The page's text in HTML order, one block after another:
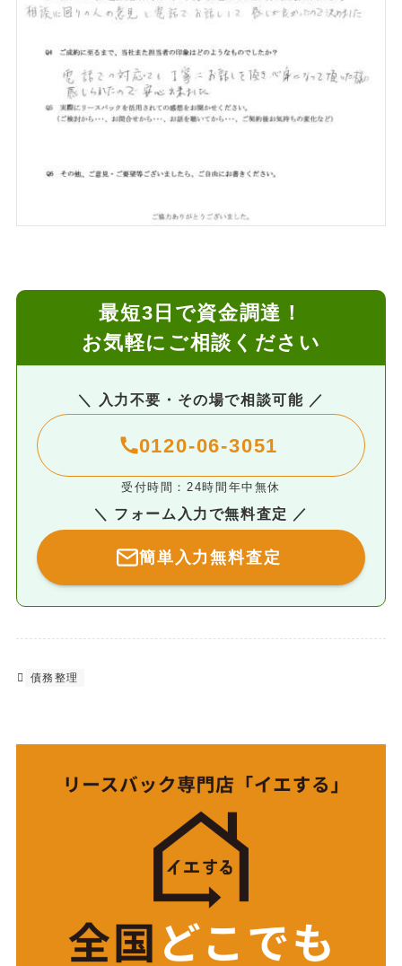
最短3日で資金調達！
お気軽にご相談ください
＼ 入力不要・その場で相談可能 ／
0120-06-3051
受付時間：24時間年中無休
＼ フォーム入力で無料査定 ／
簡単入力無料査定
債務整理